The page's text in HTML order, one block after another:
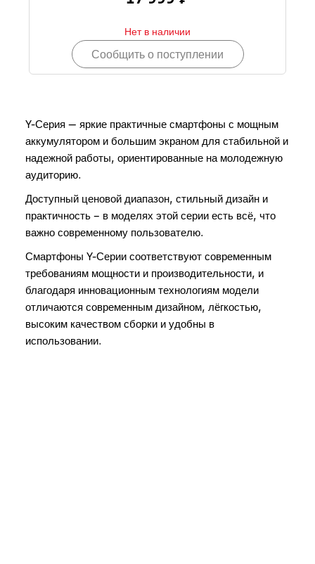
Нет в наличии
Сообщить о поступлении
Y-Серия — яркие практичные смартфоны с мощным
аккумулятором и большим экраном для стабильной и
надежной работы, ориентированные на молодежную
аудиторию.
Доступный ценовой диапазон, стильный дизайн и
практичность – в моделях этой серии есть всё, что
важно современному пользователю.
Смартфоны Y-Серии соответствуют современным
требованиям мощности и производительности, и
благодаря инновационным технологиям модели
отличаются современным дизайном, лёгкостью,
высоким качеством сборки и удобны в
использовании.